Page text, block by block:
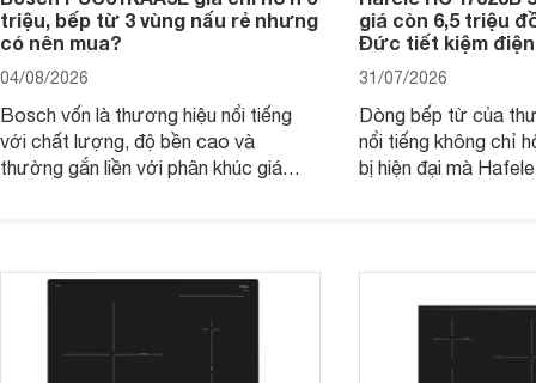
triệu, bếp từ 3 vùng nấu rẻ nhưng
có nên mua?
04/08/2026
Bosch vốn là thương hiệu nổi tiếng
với chất lượng, độ bền cao và
thường gắn liền với phân khúc giá
đơn vị phân phối với mức giá khá dễ
tiếp cận, thu hút sự quan tâm của
giá còn 6,5 triệu
Đức tiết kiệm
31/07/2026
Dòng bếp từ của
nổi tiếng không chỉ
bị hiện đại mà
gia đình.